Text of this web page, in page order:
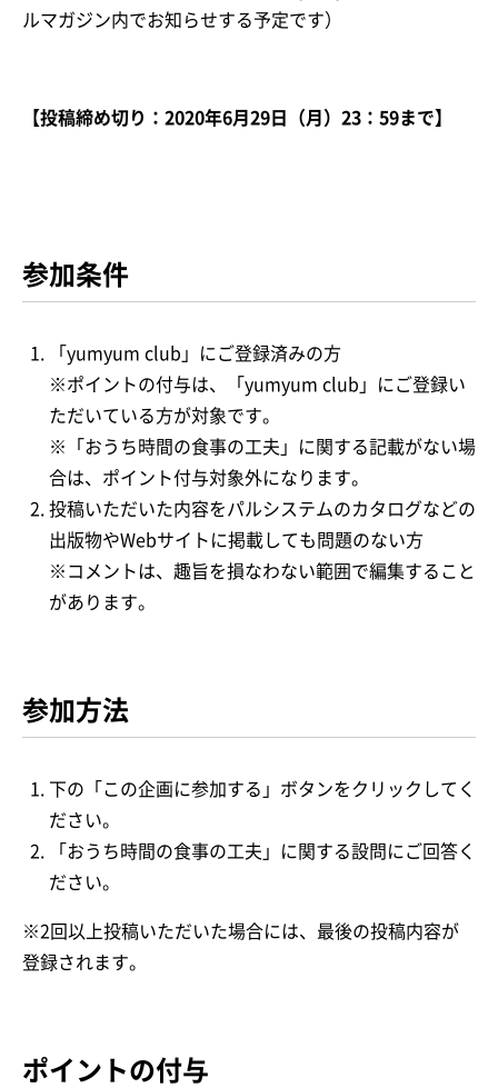
ルマガジン内でお知らせする予定です）
【投稿締め切り：2020年6月29日（月）23：59まで】
参加条件
「yumyum club」にご登録済みの方
※ポイントの付与は、「yumyum club」にご登録い
ただいている方が対象です。
※「おうち時間の食事の工夫」に関する記載がない場
合は、ポイント付与対象外になります。
投稿いただいた内容をパルシステムのカタログなどの
出版物やWebサイトに掲載しても問題のない方
※コメントは、趣旨を損なわない範囲で編集すること
があります。
参加方法
下の「この企画に参加する」ボタンをクリックしてく
ださい。
「おうち時間の食事の工夫」に関する設問にご回答く
ださい。
※2回以上投稿いただいた場合には、最後の投稿内容が
登録されます。
ポイントの付与